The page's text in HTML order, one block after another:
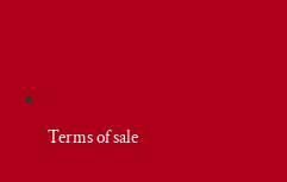
Terms of sale